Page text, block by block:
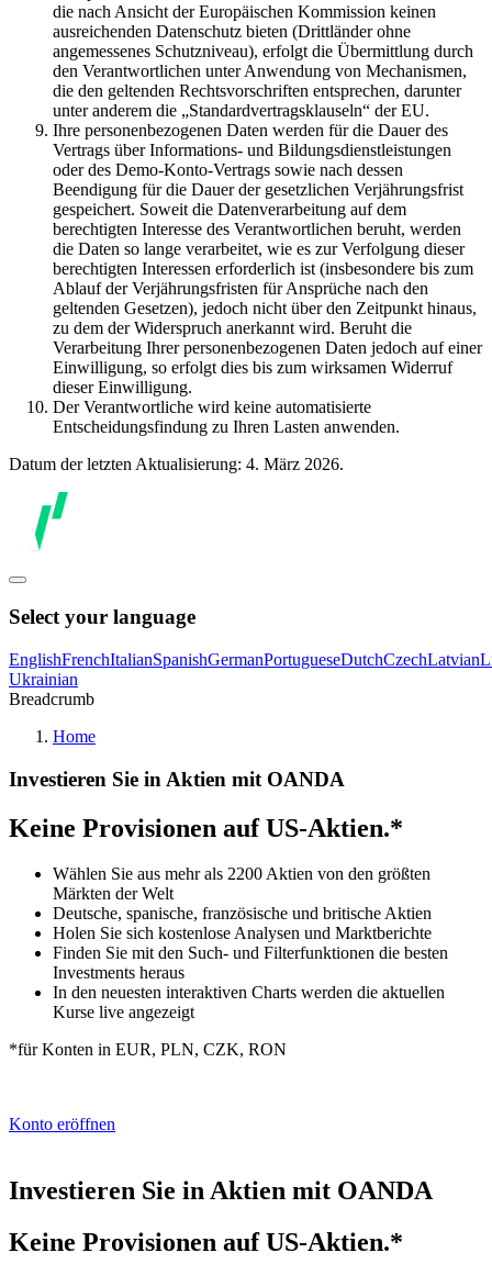
die nach Ansicht der Europäischen Kommission keinen
ausreichenden Datenschutz bieten (Drittländer ohne
angemessenes Schutzniveau), erfolgt die Übermittlung durch
den Verantwortlichen unter Anwendung von Mechanismen,
die den geltenden Rechtsvorschriften entsprechen, darunter
unter anderem die „Standardvertragsklauseln“ der EU.
Ihre personenbezogenen Daten werden für die Dauer des
Vertrags über Informations- und Bildungsdienstleistungen
oder des Demo-Konto-Vertrags sowie nach dessen
Beendigung für die Dauer der gesetzlichen Verjährungsfrist
gespeichert. Soweit die Datenverarbeitung auf dem
berechtigten Interesse des Verantwortlichen beruht, werden
die Daten so lange verarbeitet, wie es zur Verfolgung dieser
berechtigten Interessen erforderlich ist (insbesondere bis zum
Ablauf der Verjährungsfristen für Ansprüche nach den
geltenden Gesetzen), jedoch nicht über den Zeitpunkt hinaus,
zu dem der Widerspruch anerkannt wird. Beruht die
Verarbeitung Ihrer personenbezogenen Daten jedoch auf einer
Einwilligung, so erfolgt dies bis zum wirksamen Widerruf
dieser Einwilligung.
Der Verantwortliche wird keine automatisierte
Entscheidungsfindung zu Ihren Lasten anwenden.
Datum der letzten Aktualisierung: 4. März 2026.
Select your language
EnglishFrenchItalianSpanishGermanPortugueseDutchCzechLatvian
Ukrainian
Breadcrumb
Home
Investieren Sie in Aktien mit OANDA
Keine Provisionen auf US-Aktien.*
Wählen Sie aus mehr als 2200 Aktien von den größten
Märkten der Welt
Deutsche, spanische, französische und britische Aktien
Holen Sie sich kostenlose Analysen und Marktberichte
Finden Sie mit den Such- und Filterfunktionen die besten
Investments heraus
In den neuesten interaktiven Charts werden die aktuellen
Kurse live angezeigt
*für Konten in EUR, PLN, CZK, RON
Konto eröffnen
Investieren Sie in Aktien mit OANDA
Keine Provisionen auf US-Aktien.*